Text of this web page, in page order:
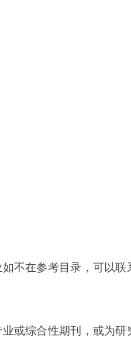
不在参考目录，可以联
或综合性期刊，或为研